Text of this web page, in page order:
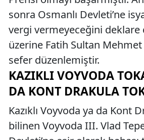
sonra Osmanlı Devleti’ne
vergi vermeyeceğini deklare
üzerine Fatih Sultan
sefer düzenlemiştir.
KAZIKLI VOYVODA
DA KONT DRAKULA
Kazıklı Voyvoda ya da Kont
bilinen Voyvoda III. Vlad